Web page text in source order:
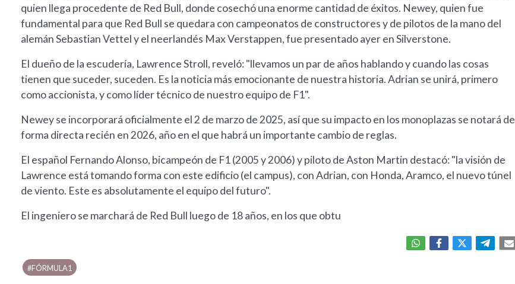
quien llega procedente de Red Bull, donde cosechó una enorme cantidad de éxitos. Newey, quien fue
fundamental para que Red Bull se quedara con campeonatos de constructores y de pilotos de la mano del
alemán Sebastian Vettel y el neerlandés Max Verstappen, fue presentado ayer en Silverstone.
El dueño de la escudería, Lawrence Stroll, reveló: "llevamos un par de años hablando y cuando las cosas
tienen que suceder, suceden. Es la noticia más emocionante de nuestra historia. Adrian se unirá, primero
como accionista, y como líder técnico de nuestro equipo de F1".
Newey se incorporará oficialmente el 2 de marzo de 2025, así que su impacto en los monoplazas se notará de
forma directa recién en 2026, año en el que habrá un importante cambio de reglas.
El español Fernando Alonso, bicampeón de F1 (2005 y 2006) y piloto de Aston Martin destacó: "la visión de
Lawrence está tomando forma con este edificio (el campus), con Adrian, con Honda, Aramco, el nuevo túnel
de viento. Este es absolutamente el equipo del futuro".
El ingeniero se marchará de Red Bull luego de 18 años, en los que obtu
#FÓRMULA1